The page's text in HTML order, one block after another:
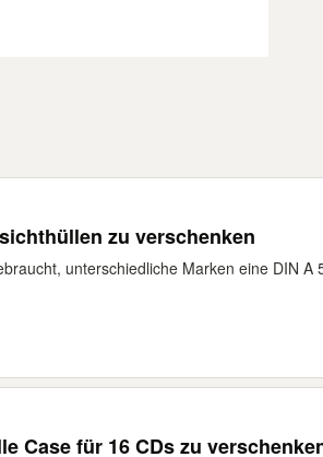
zu verschenken
unterschiedliche Marken eine DIN A
Case für 16 CDs zu